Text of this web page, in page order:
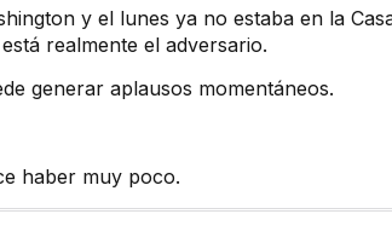
y el lunes ya no estaba en la
realmente el adversario.
generar aplausos momentáneos.
haber muy poco.